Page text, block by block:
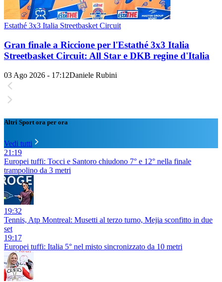
Estathé 3x3 Italia Streetbasket Circuit
Gran finale a Riccione per l'Estathé 3x3 Italia
Streetbasket Circuit: All Star e DKB regine d'Italia
03 Ago 2026 - 17:12Daniele Rubini
Altri Sport ora per ora
Vedi tutti
21:19
Europei tuffi: Tocci e Santoro chiudono 7° e 12° nella finale
trampolino da 3 metri
19:32
Tennis, Atp Montreal: Musetti al terzo turno, Mejia sconfitto in due
set
19:17
Europei tuffi: Italia 5° nel misto sincronizzato da 10 metri